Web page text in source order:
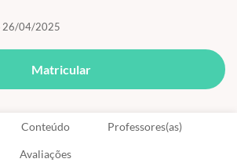
26/04/2025
Matricular
Conteúdo Professores(as)
Avaliações